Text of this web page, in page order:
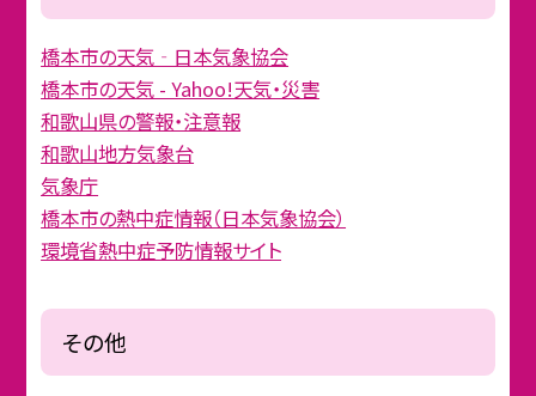
橋本市の天気‐日本気象協会
橋本市の天気 - Yahoo!天気・災害
和歌山県の警報・注意報
和歌山地方気象台
気象庁
橋本市の熱中症情報（日本気象協会）
環境省熱中症予防情報サイト
その他